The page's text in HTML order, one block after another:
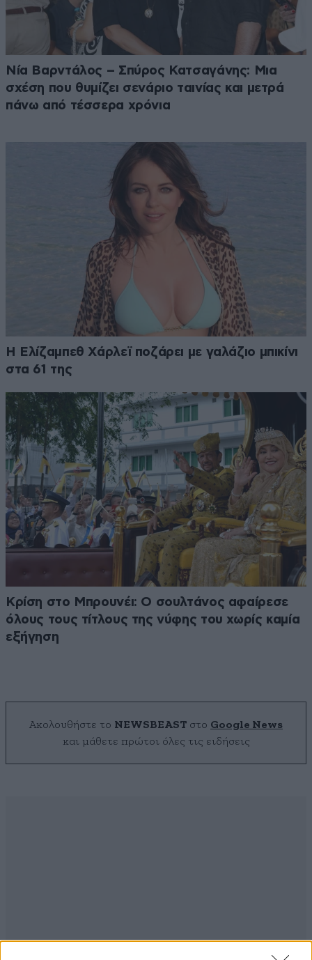
Νία Βαρντάλος – Σπύρος Κατσαγάνης: Μια
σχέση που θυμίζει σενάριο ταινίας και μετρά
πάνω από τέσσερα χρόνια
Η Ελίζαμπεθ Χάρλεϊ ποζάρει με γαλάζιο μπικίνι
στα 61 της
Κρίση στο Μπρουνέι: Ο σουλτάνος αφαίρεσε
όλους τους τίτλους της νύφης του χωρίς καμία
εξήγηση
Ακολουθήστε το NEWSBEAST στο Google News
και μάθετε πρώτοι όλες τις ειδήσεις